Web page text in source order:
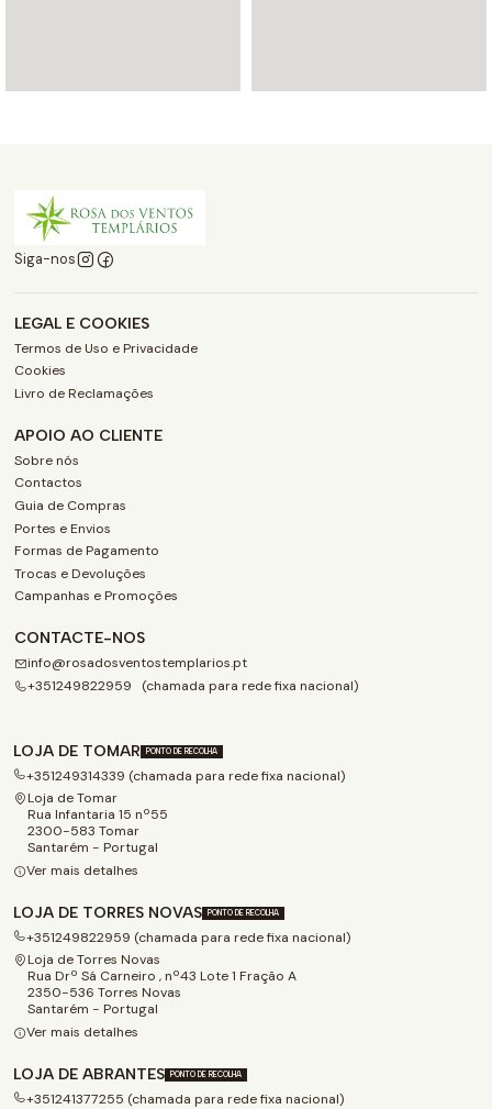
Siga-nos
LEGAL E COOKIES
Termos de Uso e Privacidade
Cookies
Livro de Reclamações
APOIO AO CLIENTE
Sobre nós
Contactos
Guia de Compras
Portes e Envios
Formas de Pagamento
Trocas e Devoluções
Campanhas e Promoções
CONTACTE-NOS
info@rosadosventostemplarios.pt
+351249822959 (chamada para rede fixa nacional)
LOJA DE TOMAR PONTO DE RECOLHA
+351249314339 (chamada para rede fixa nacional)
Loja de Tomar
Rua Infantaria 15 nº55
2300-583 Tomar
Santarém - Portugal
Ver mais detalhes
LOJA DE TORRES NOVAS PONTO DE RECOLHA
+351249822959 (chamada para rede fixa nacional)
Loja de Torres Novas
Rua Drº Sá Carneiro , nº43 Lote 1 Fração A
2350-536 Torres Novas
Santarém - Portugal
Ver mais detalhes
LOJA DE ABRANTES PONTO DE RECOLHA
+351241377255 (chamada para rede fixa nacional)